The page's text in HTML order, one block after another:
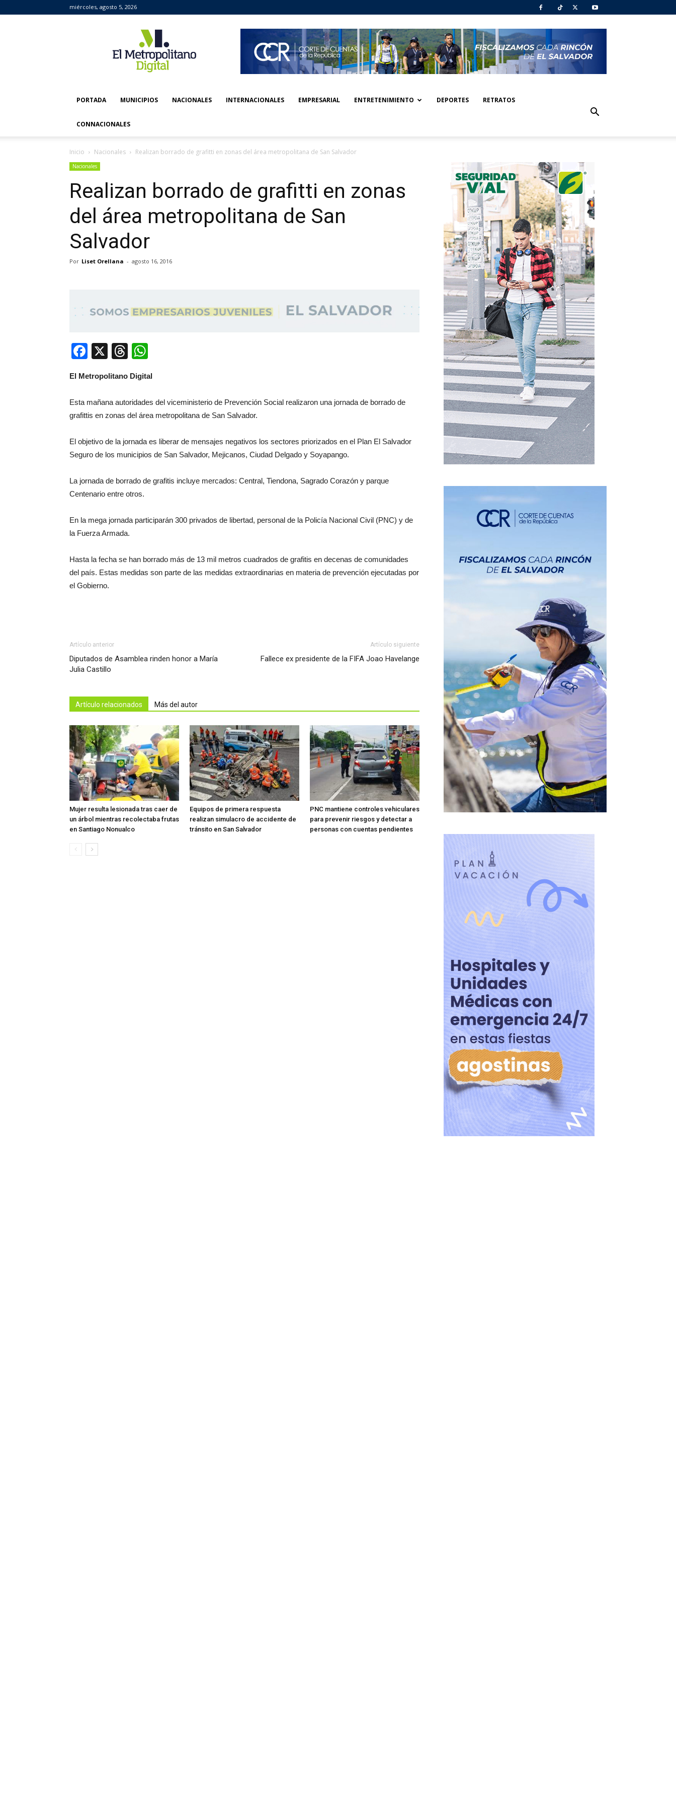
miércoles, agosto 5, 2026
Metropolitano
Digital
PORTADA MUNICIPIOS NACIONALES INTERNACIONALES EMPRESARIAL ENTRETENIMIENTO DEPORTES RETRATOS
CONNACIONALES
Inicio Nacionales Realizan borrado de grafitti en zonas del área metropolitana de San Salvador
Nacionales
Realizan borrado de grafitti en zonas
del área metropolitana de San
Salvador
Por Liset Orellana - agosto 16, 2016
Facebook
X Threads
El Metropolitano Digital
Esta mañana autoridades del viceministerio de Prevención Social realizaron una jornada de borrado de
grafittis en zonas del área metropolitana de San Salvador.
El objetivo de la jornada es liberar de mensajes negativos los sectores priorizados en el Plan El Salvador
Seguro de los municipios de San Salvador, Mejicanos, Ciudad Delgado y Soyapango.
La jornada de borrado de grafitis incluye mercados: Central, Tiendona, Sagrado Corazón y parque
Centenario entre otros.
En la mega jornada participarán 300 privados de libertad, personal de la Policía Nacional Civil (PNC) y de
la Fuerza Armada.
Hasta la fecha se han borrado más de 13 mil metros cuadrados de grafitis en decenas de comunidades
del país. Estas medidas son parte de las medidas extraordinarias en materia de prevención ejecutadas por
el Gobierno.
Artículo anterior
Diputados de Asamblea rinden honor a María
Julia Castillo
Artículo siguiente
Fallece ex presidente de la FIFA Joao Havelange
Artículo relacionados Más del autor
Mujer resulta lesionada tras caer de
un árbol mientras recolectaba frutas
en Santiago Nonualco
Equipos de primera respuesta
realizan simulacro de accidente de
tránsito en San Salvador
PNC mantiene controles vehiculares
para prevenir riesgos y detectar a
personas con cuentas pendientes